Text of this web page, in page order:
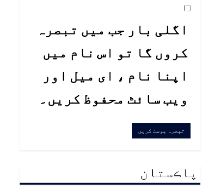
اگلی بار جب میں تبصرہ
کروں گا تو اس نام میں
اپنا نام ، ای میل اور
ویب سائٹ محفوظ کریں۔
پاڪستان